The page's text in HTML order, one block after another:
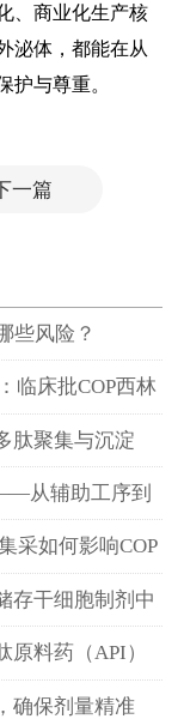
、商业化生产核
泌体，都能在从
护与尊重。
一篇
些风险？
临床批COP西林
肽聚集与沉淀
从辅助工序到
采如何影响COP
存干细胞制剂中
料药（API）
确保剂量精准